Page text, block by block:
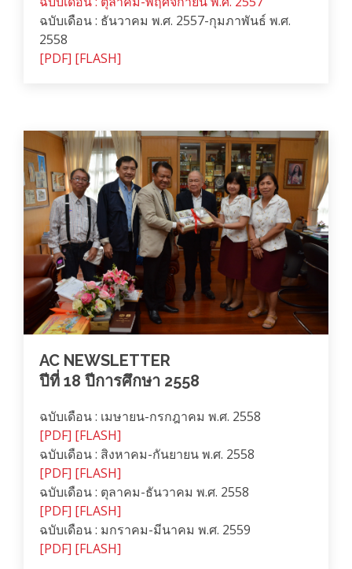
ฉบับเดือน : ธันวาคม พ.ศ. 2557-กุมภาพันธ์ พ.ศ.
2558
[PDF] [FLASH]
AC NEWSLETTER
ปีที่ 18 ปีการศึกษา 2558
ฉบับเดือน : เมษายน-กรกฎาคม พ.ศ. 2558
[PDF] [FLASH]
ฉบับเดือน : สิงหาคม-กันยายน พ.ศ. 2558
[PDF] [FLASH]
ฉบับเดือน : ตุลาคม-ธันวาคม พ.ศ. 2558
[PDF] [FLASH]
ฉบับเดือน : มกราคม-มีนาคม พ.ศ. 2559
[PDF] [FLASH]